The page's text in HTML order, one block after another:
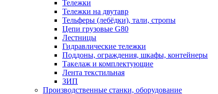
Тележки
Тележки на двутавр
Тельферы (лебёдки), тали, стропы
Цепи грузовые G80
Лестницы
Гидравлические тележки
Поддоны, ограждения, шкафы, контейнеры
Такелаж и комплектующие
Лента текстильная
ЗИП
Производственные станки, оборудование